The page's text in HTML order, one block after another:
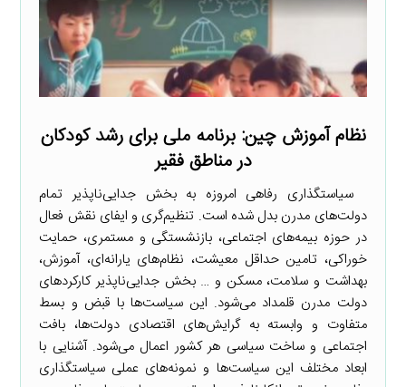
نظام آموزش چین: برنامه ملی برای رشد کودکان
در مناطق فقیر
سیاستگذاری رفاهی امروزه به بخش جدایی‌ناپذیر تمام
دولت‌های مدرن بدل شده است. تنظیم‌گری و ایفای نقش فعال
در حوزه بیمه‌های اجتماعی، بازنشستگی و مستمری، حمایت
خوراکی، تامین حداقل معیشت، نظام‌های یارانه‌ای، آموزش،
بهداشت و سلامت، مسکن و … بخش جدایی‌ناپذیر کارکردهای
دولت مدرن قلمداد می‌شود. این سیاست‌ها با قبض و بسط
متفاوت و وابسته به گرایش‌های اقتصادی دولت‌ها، بافت
اجتماعی و ساخت سیاسی هر کشور اعمال می‌شود. آشنایی با
ابعاد مختلف این سیاست‌ها و نمونه‌های عملی سیاستگذاری